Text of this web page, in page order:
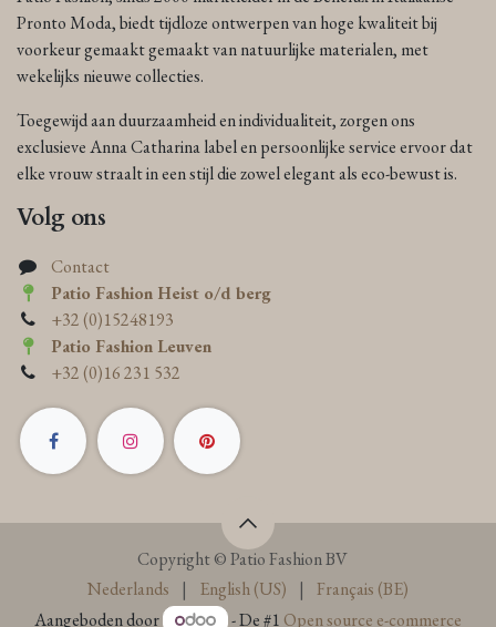
Pronto Moda, biedt tijdloze ontwerpen van hoge kwaliteit bij
voorkeur gemaakt gemaakt van natuurlijke materialen, met
wekelijks nieuwe collecties.
Toegewijd aan duurzaamheid en individualiteit, zorgen ons
exclusieve Anna Catharina label en persoonlijke service ervoor dat
elke vrouw straalt in een stijl die zowel elegant als eco-bewust is.
Volg ons
Contact
Patio Fashion Heist o/d berg
+32 (0)15248193
Patio Fashion Leuven
+32 (0)16 231 532
Copyright © Patio Fashion BV
Nederlands
| English (US) |
Français (BE)
Aangeboden door
- De #1 Open source e-commerce